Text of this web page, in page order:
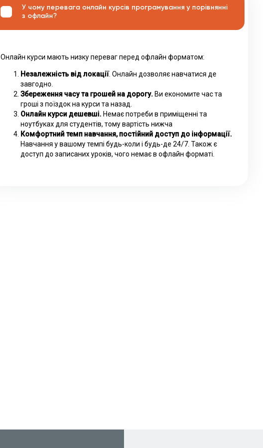
У чому перевага онлайн курсів програмування у порівнянні
з офлайн?
Онлайн курси мають низку переваг перед офлайн форматом:
Незалежність від локації. Онлайн дозволяє навчатися де
завгодно.
Збереження часу та грошей на дорогу. Ви економите час та
гроші з поїздок на курси та назад.
Онлайн курси дешевші. Немає потреби в приміщенні та
ноутбуках для студентів, тому вартість нижча
Комфортний темп навчання, постійний доступ до інформації.
Навчання у вашому темпі будь-коли і будь-де 24/7. Також є
доступ до записаних уроків, чого немає в офлайн форматі.